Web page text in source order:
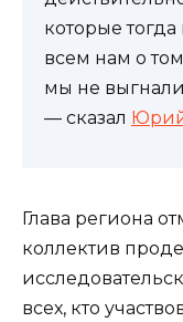
которые
всем нам о
мы не
— сказал
Глава региона
коллектив
всех, кто